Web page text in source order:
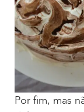
Por fim, mas